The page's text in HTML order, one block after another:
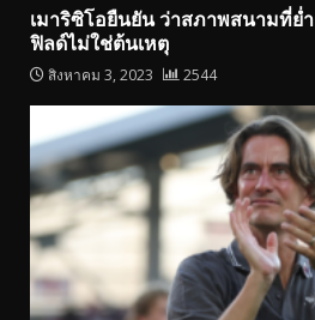
เมาริซิโอยืนยัน ว่าสภาพสนามที่ย่
ฟิลด์ไม่ใช่ต้นเหตุ
สิงหาคม 3, 2023 2544